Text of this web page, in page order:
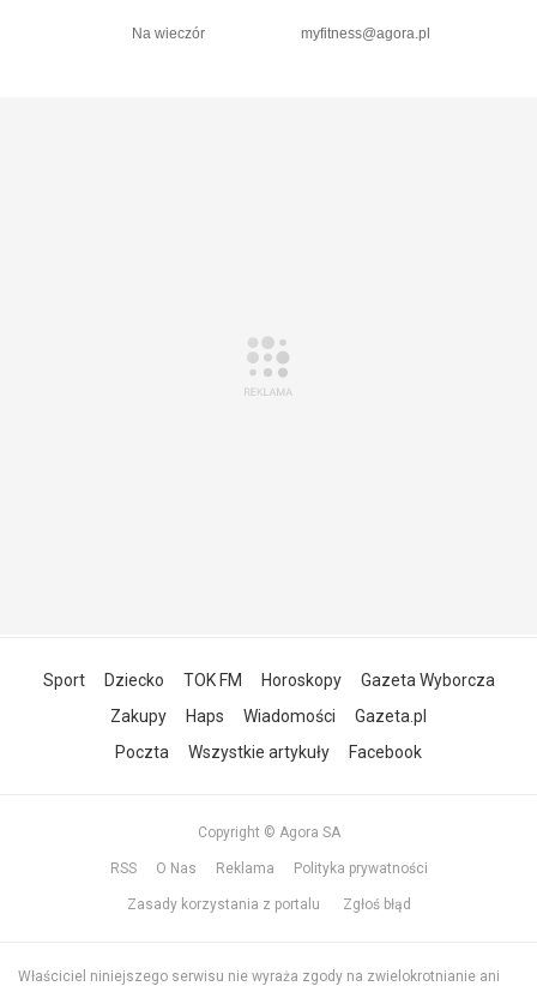
Na wieczór myfitness@agora.pl
Sport Dziecko TOK FM Horoskopy
Gazeta Wyborcza
Zakupy
Haps Wiadomości
Gazeta.pl
Poczta
Wszystkie artykuły Facebook
Copyright © Agora SA
RSS O Nas Reklama Polityka prywatności
Zasady korzystania z portalu Zgłoś błąd
Właściciel niniejszego serwisu nie wyraża zgody na zwielokrotnianie ani